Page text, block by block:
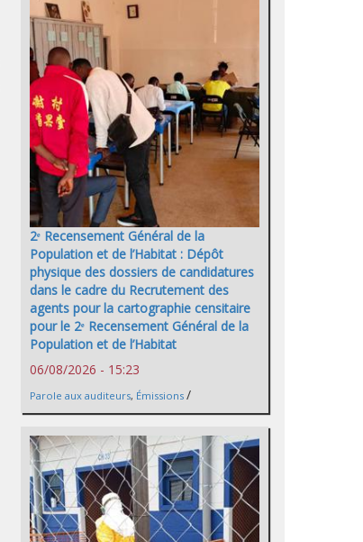
2ᵉ Recensement Général de la
Population et de l’Habitat : Dépôt
physique des dossiers de candidatures
dans le cadre du Recrutement des
agents pour la cartographie censitaire
pour le 2ᵉ Recensement Général de la
Population et de l’Habitat
06/08/2026 - 15:23
Parole aux auditeurs, Émissions /